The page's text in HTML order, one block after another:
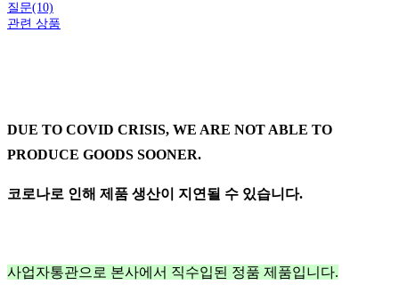
질문(10)
관련 상품
DUE TO COVID CRISIS, WE ARE NOT ABLE TO
PRODUCE GOODS SOONER.
코로나로 인해 제품 생산이 지연될 수 있습니다.
사업자통관으로 본사에서 직수입된 정품 제품입니다.